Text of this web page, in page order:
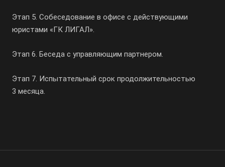
Этап 5. Собеседование в офисе с действующими
юристами «ГК ЛИГАЛ».
Этап 6. Беседа с управляющим партнером.
Этап 7. Испытательный срок продолжительностью
3 месяца.